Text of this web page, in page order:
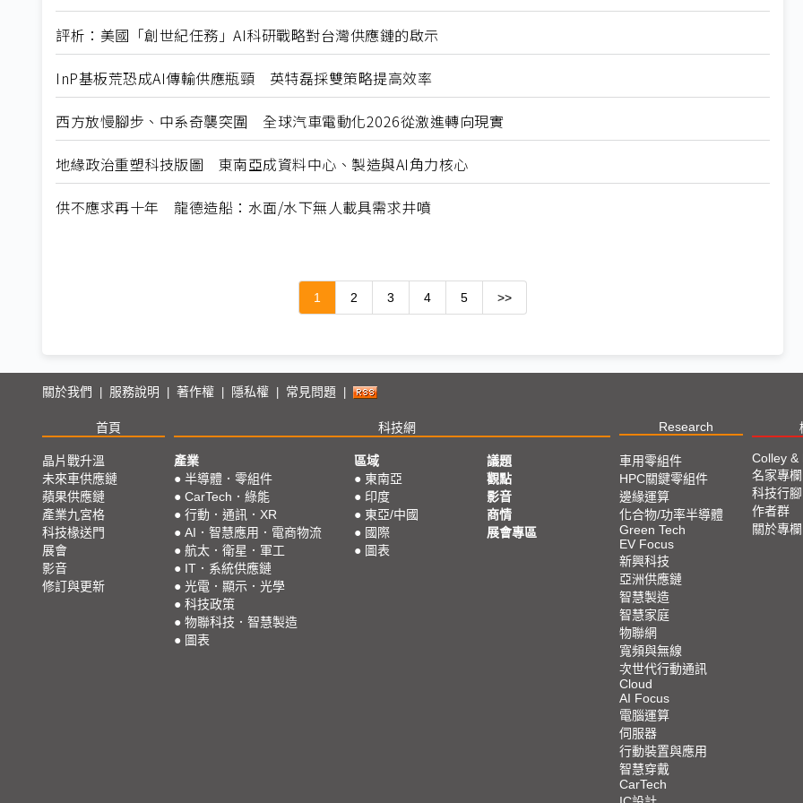
評析：美國「創世紀任務」AI科研戰略對台灣供應鏈的啟示
InP基板荒恐成AI傳輸供應瓶頸 英特磊採雙策略提高效率
西方放慢腳步、中系奇襲突圍 全球汽車電動化2026從激進轉向現實
地緣政治重塑科技版圖 東南亞成資料中心、製造與AI角力核心
供不應求再十年 龍德造船：水面/水下無人載具需求井噴
1 2 3 4 5 >>
關於我們 | 服務說明 | 著作權 | 隱私權 | 常見問題 |
首頁 科技網 Research
晶片戰升溫
未來車供應鏈
蘋果供應鏈
產業九宮格
科技椽送門
展會
影音
修訂與更新
產業
● 半導體．零組件
● CarTech．綠能
● 行動．通訊．XR
● AI．智慧應用．電商物流
● 航太．衛星．軍工
● IT．系統供應鏈
● 光電．顯示．光學
● 科技政策
● 物聯科技．智慧製造
● 圖表
區域
● 東南亞
● 印度
● 東亞/中國
● 國際
● 圖表
議題
觀點
影音
商情
展會專區
車用零組件
HPC關鍵零組件
邊緣運算
化合物/功率半導體
Green Tech
EV Focus
新興科技
亞洲供應鏈
智慧製造
智慧家庭
物聯網
寬頻與無線
次世代行動通訊
Cloud
AI Focus
電腦運算
伺服器
行動裝置與應用
智慧穿戴
CarTech
Colley &
名家專欄
科技行腳
作者群
關於專欄